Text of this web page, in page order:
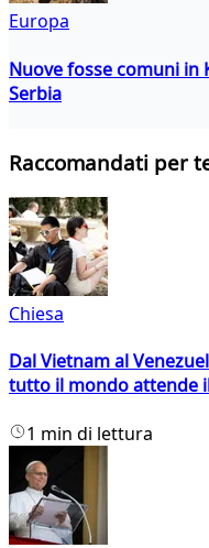
Europa
Nuove fosse comuni in
Serbia
Raccomandati per
Chiesa
Dal Vietnam al
tutto il mondo attende
1 min di lettura